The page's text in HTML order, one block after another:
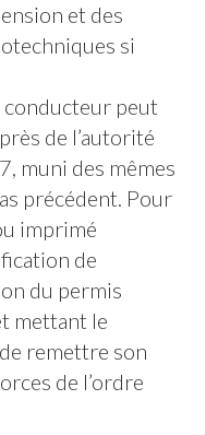
et des
si
conducteur peut
de l’autorité
muni des mêmes
précédent. Pour
imprimé
de
du permis
mettant le
remettre son
de l’ordre